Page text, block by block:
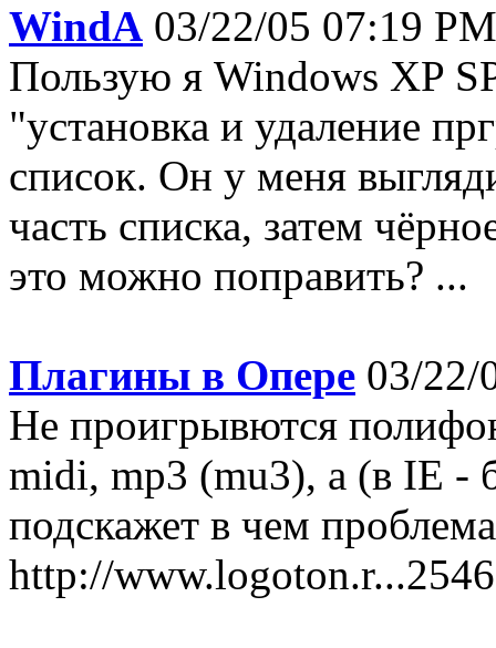
WindA 03/22/05 07:19
Пользую я Windows XP
"установка и удаление
список. Он у меня
часть списка, затем
это можно поправить? ...
Плагины в Опере 03/22/
Не проигрывются
midi, mp3 (mu3), а (в IE -
подскажет в чем
http://